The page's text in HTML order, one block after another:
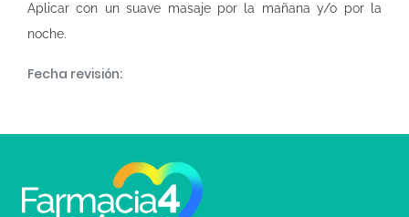
Aplicar con un suave masaje por la mañana y/o por la
noche.
Fecha revisión: